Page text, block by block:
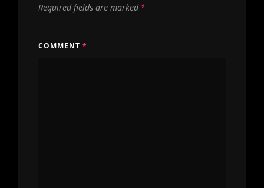
Required fields are marked *
COMMENT *